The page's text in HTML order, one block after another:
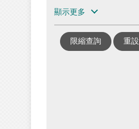
顯示更多
限縮查詢 重設